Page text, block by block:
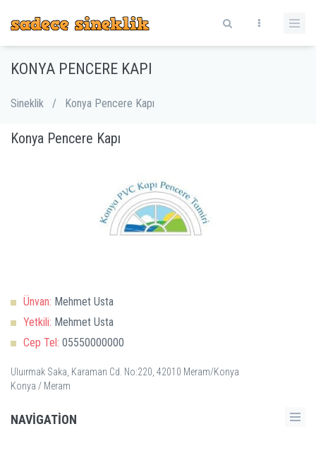
KONYA PENCERE KAPI
Sineklik / Konya Pencere Kapı
Konya Pencere Kapı
Ünvan: Mehmet Usta
Yetkili: Mehmet Usta
Cep Tel: 05550000000
Uluırmak Saka, Karaman Cd. No:220, 42010 Meram/Konya
Konya / Meram
NAVIGATION